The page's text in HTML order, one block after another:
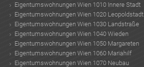
Eigentumswohnungen Wien 1010 Innere Stadt
Eigentumswohnungen Wien 1020 Leopoldstadt
Eigentumswohnungen Wien 1030 Landstraße
Eigentumswohnungen Wien 1040 Wieden
Eigentumswohnungen Wien 1050 Margareten
Eigentumswohnungen Wien 1060 Mariahilf
Eigentumswohnungen Wien 1070 Neubau